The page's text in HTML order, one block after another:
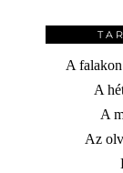
A
A
A
Az